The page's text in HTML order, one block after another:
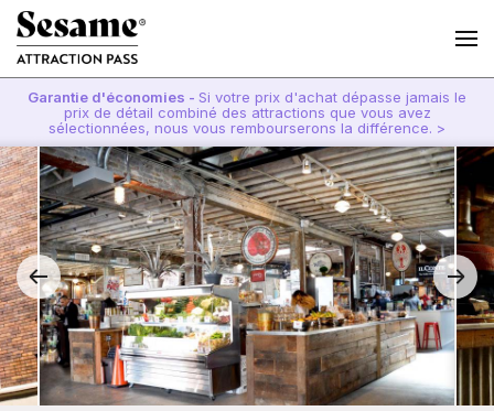
Garantie d'économies - Si votre prix d'achat dépasse jamais le
prix de détail combiné des attractions que vous avez
sélectionnées, nous vous rembourserons la différence. >